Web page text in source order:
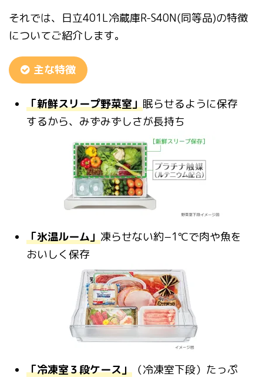
それでは、 日立401L冷蔵庫R-S40N(同等品)の特徴
についてご紹介します。
主な特徴
「新鮮スリープ野菜室」眠らせるように保存
するから、みずみずしさが長持ち
「氷温ルーム」凍らせない約−1℃で肉や魚を
おいしく保存
「冷凍室３段ケース」 （冷凍室下段）たっぷ